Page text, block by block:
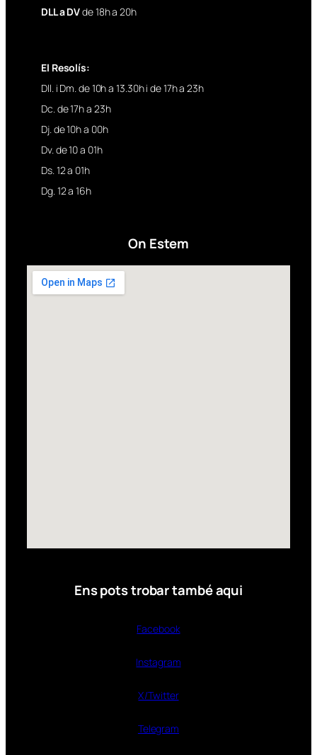
DLL a DVde 18h a 20h
El Resolís:
Dll. i Dm. de 10h a 13.30h i de 17h a 23h
Dc. de 17h a 23h
Dj. de 10h a 00h
Dv. de 10 a 01h
Ds. 12 a 01h
Dg. 12 a 16h
On Estem
Ens pots trobar també aqui
Facebook
Instagram
X/Twitter
Telegram